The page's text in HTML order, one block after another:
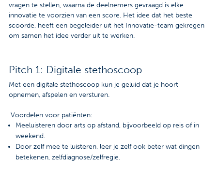
vragen te stellen, waarna de deelnemers gevraagd is elke
innovatie te voorzien van een score. Het idee dat het beste
scoorde, heeft een begeleider uit het Innovatie-team gekregen
om samen het idee verder uit te werken.
Pitch 1: Digitale stethoscoop
Met een digitale stethoscoop kun je geluid dat je hoort
opnemen, afspelen en versturen.
Voordelen voor patiënten:
Meeluisteren door arts op afstand, bijvoorbeeld op reis of in
weekend.
Door zelf mee te luisteren, leer je zelf ook beter wat dingen
betekenen, zelfdiagnose/zelfregie.